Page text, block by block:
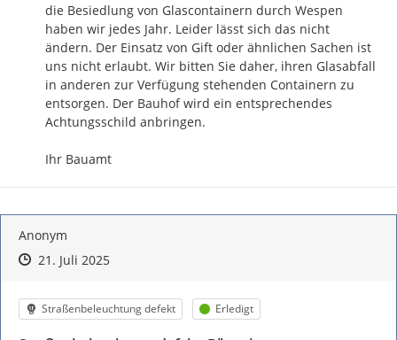
die Besiedlung von Glascontainern durch Wespen
haben wir jedes Jahr. Leider lässt sich das nicht
ändern. Der Einsatz von Gift oder ähnlichen Sachen ist
uns nicht erlaubt. Wir bitten Sie daher, ihren Glasabfall
in anderen zur Verfügung stehenden Containern zu
entsorgen. Der Bauhof wird ein entsprechendes
Achtungsschild anbringen.
Ihr Bauamt
Anonym
Zeitpunkt des Erstellens
Zeitpunkt des Erstellens
21. Juli 2025Zur Äußerung
Kategorie
Straßenbeleuchtung defekt Status
Erledigt